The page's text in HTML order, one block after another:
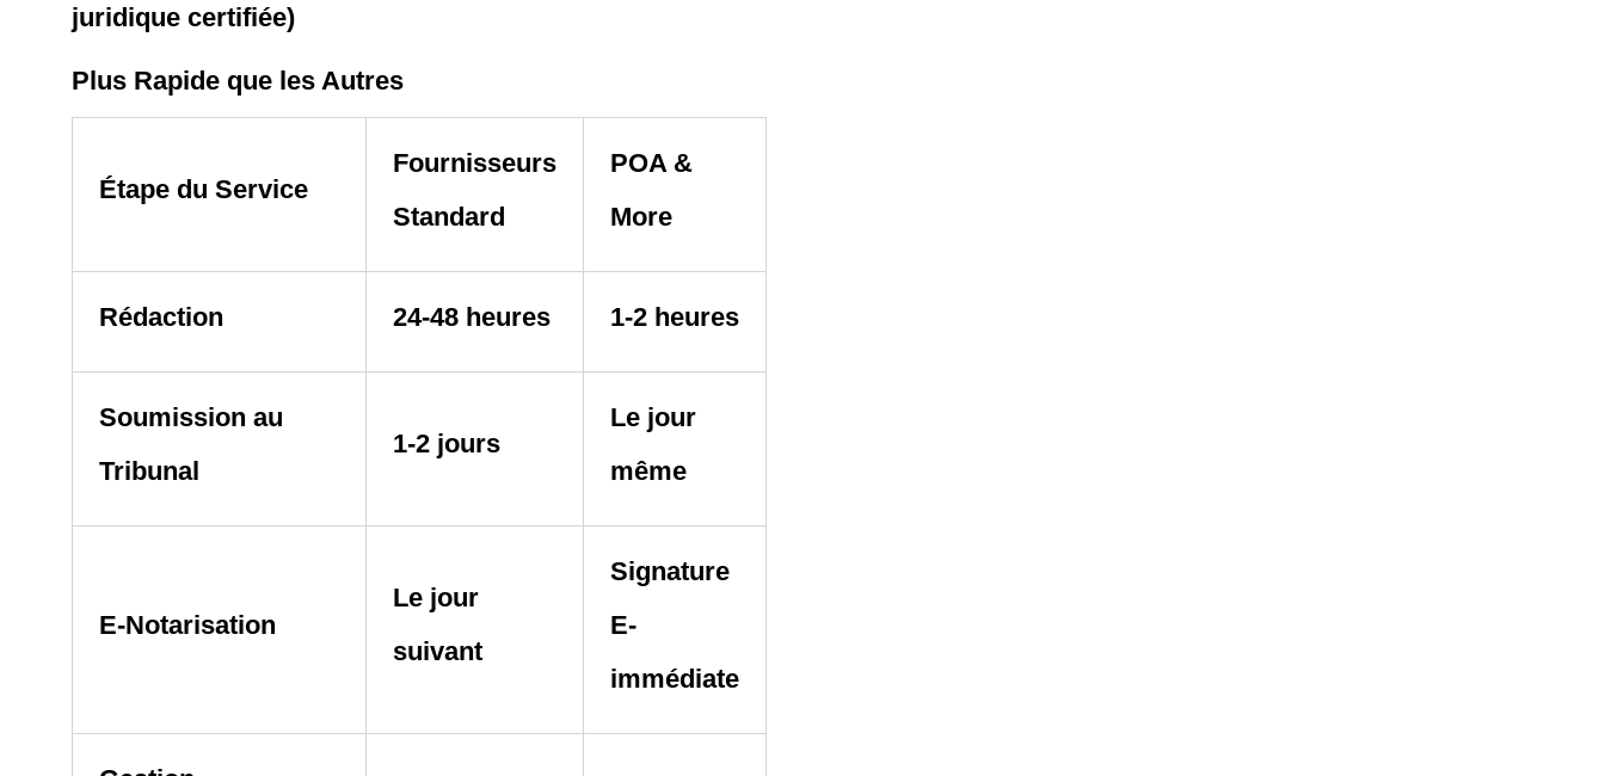
juridique certifiée)
Plus Rapide que les Autres
Étape du Service
Fournisseurs
Standard
POA &
More
Rédaction 24-48 heures 1-2 heures
Soumission au
Tribunal
1-2 jours
Le jour
même
E-Notarisation
Le jour
suivant
Signature
E-
immédiate